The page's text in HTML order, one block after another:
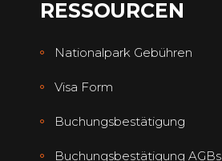
RESSOURCEN
Nationalpark Gebühren
Visa Form
Buchungsbestätigung
Buchungsbestätigung AGBs